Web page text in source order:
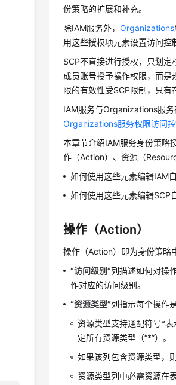
份策略的扩展和补充。
除IAM服务外，Organizations
用这些授权项元素设置访问控
SCP不直接进行授权，只划
成员账号授予操作权限，而
限的有效性受SCP限制，只有
IAM服务与Organizations服务
Organizations服务权限访问
本章节介绍IAM服务身份策略
作（Action）、资源（
如何使用这些元素编辑IAM
如何使用这些元素编辑SCP
操作（Action）
操作（Action）即为身份策略
“访问级别”列描述如何对操
作对应的访问级别。
“资源类型”列指示每个操作
资源类型支持通配符号*
定所有资源类型（“*”）。
如果该列包含资源类型，
资源类型列中必需资源在